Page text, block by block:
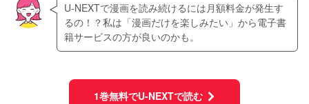
U-NEXTで漫画を読み続けるには月額料金が発生す
るの！？私は「漫画だけを楽しみたい」から電子書
籍サービスの方が良いのかも。
1巻無料でU-NEXTで読む